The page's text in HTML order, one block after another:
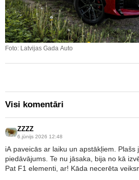
Foto: Latvijas Gada Auto
Visi komentāri
ZZZZ
6.jūnijs 2026 12:48
iA paveicās ar laiku un apstākļiem. Plašs
piedāvājums. Te nu jāsaka, bija no kā
Pat F1 elementi, ar! Kāda necerēta